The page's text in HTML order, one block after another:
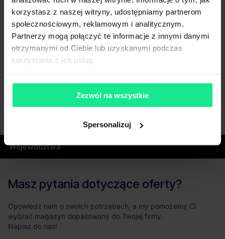
korzystasz z naszej witryny, udostępniamy partnerom
społecznościowym, reklamowym i analitycznym.
Partnerzy mogą połączyć te informacje z innymi danymi
otrzymanymi od Ciebie lub uzyskanymi podczas
korzystania z ich usług.
Zezwól na wszystkie
Spersonalizuj
Województwa
Masz pytania dotyczące oferty?
Opowiedz nam o swoich potrzebach, a my pomożemy Ci
wybrać magazyn dopasowany do Twojej firmy.
Napisz do nas!